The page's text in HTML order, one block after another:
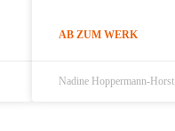
AB ZUM WERK
Nadine Hoppermann-Horst